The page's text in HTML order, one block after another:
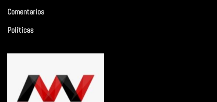
Comentarios
Políticas